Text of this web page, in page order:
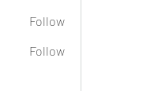
Follow
Follow